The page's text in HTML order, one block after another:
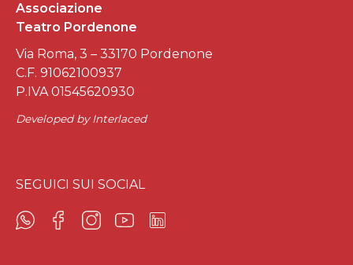
Associazione
Teatro Pordenone
Via Roma, 3 – 33170 Pordenone
C.F. 91062100937
P.IVA 01545620930
Developed byInterlaced
SEGUICI SUI SOCIAL